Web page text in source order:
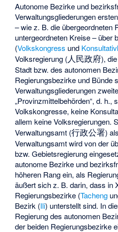
Autonome Bezirke und
Verwaltungsgliederungen
– wie z. B. die übergeordneten
untergeordneten Kreise – über
(Volkskongress und
Volksregierung (人民政府),
Stadt bzw. des autonomen
Regierungsbezirke und Bünde
Verwaltungsgliederungen
„Provinzmittelbehörden“, d. h.,
Volkskongresse, keine
allem keine Volksregierungen.
Verwaltungsamt (行政公署)
Verwaltungsamt wird von der
bzw. Gebietsregierung
autonome Bezirke und
höheren Rang ein, als
äußert sich z. B. darin, dass in
Regierungsbezirke (Tacheng
Bezirk (Ili) unterstellt sind. In
Regierung des autonomen
der beiden Regierungsbezirke